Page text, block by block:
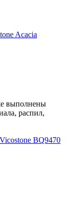
Acacia
выполнены
распил,
BQ9470